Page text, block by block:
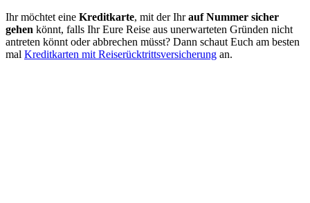
Ihr möchtet eine Kreditkarte, mit der Ihrauf Nummer sicher
gehen könnt, falls Ihr Eure Reise aus unerwarteten Gründen nicht
antreten könnt oder abbrechen müsst? Dann schaut Euch am besten
mal Kreditkarten mit Reiserücktrittsversicherung an.